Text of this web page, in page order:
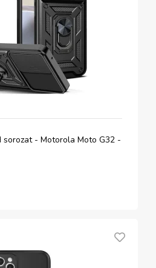
sorozat - Motorola Moto G32 -